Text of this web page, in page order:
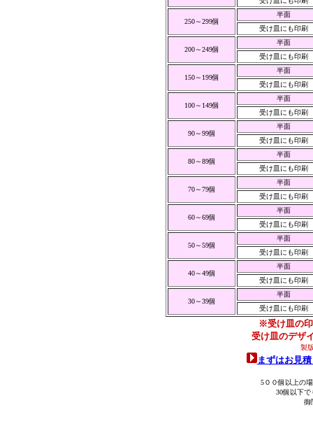
250～299個
半面
受け皿にも印刷
200～249個
半面
受け皿にも印刷
150～199個
半面
受け皿にも印刷
100～149個
半面
受け皿にも印刷
90～99個
半面
受け皿にも印刷
80～89個
半面
受け皿にも印刷
70～79個
半面
受け皿にも印刷
60～69個
半面
受け皿にも印刷
50～59個
半面
受け皿にも印刷
40～49個
半面
受け皿にも印刷
30～39個
半面
受け皿にも印刷
※受け皿の
受け皿のデザ
製
まずはお見
5００個以上の
30個以下
御